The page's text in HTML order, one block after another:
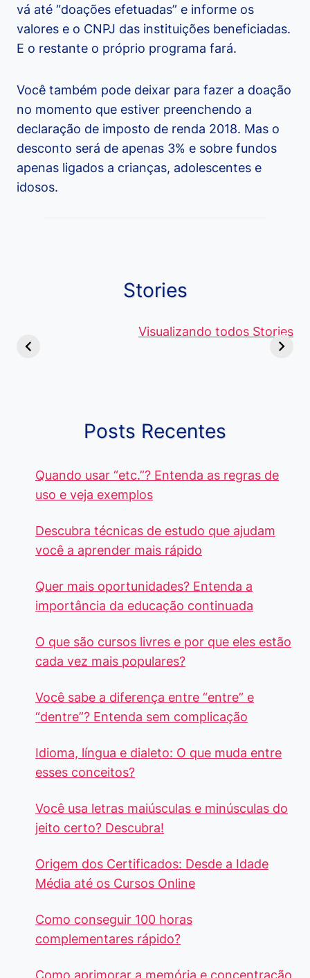
vá até “doações efetuadas” e informe os
valores e o CNPJ das instituições beneficiadas.
E o restante o próprio programa fará.
Você também pode deixar para fazer a doação
no momento que estiver preenchendo a
declaração de imposto de renda 2018. Mas o
desconto será de apenas 3% e sobre fundos
apenas ligados a crianças, adolescentes e
idosos.
Stories
Visualizando todos Stories
Diferença e
de 5 Centavos
Curso de
Pacote
Posts Recentes
Quando usar “etc.”? Entenda as regras de
uso e veja exemplos
Descubra técnicas de estudo que ajudam
você a aprender mais rápido
Quer mais oportunidades? Entenda a
importância da educação continuada
O que são cursos livres e por que eles estão
cada vez mais populares?
Você sabe a diferença entre “entre” e
“dentre”? Entenda sem complicação
Idioma, língua e dialeto: O que muda entre
esses conceitos?
Você usa letras maiúsculas e minúsculas do
jeito certo? Descubra!
Origem dos Certificados: Desde a Idade
Média até os Cursos Online
Como conseguir 100 horas
complementares rápido?
Como aprimorar a memória e concentração